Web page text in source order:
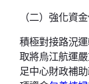
（二）強化資
積極對接路況
取將烏江航運
足中心財政補